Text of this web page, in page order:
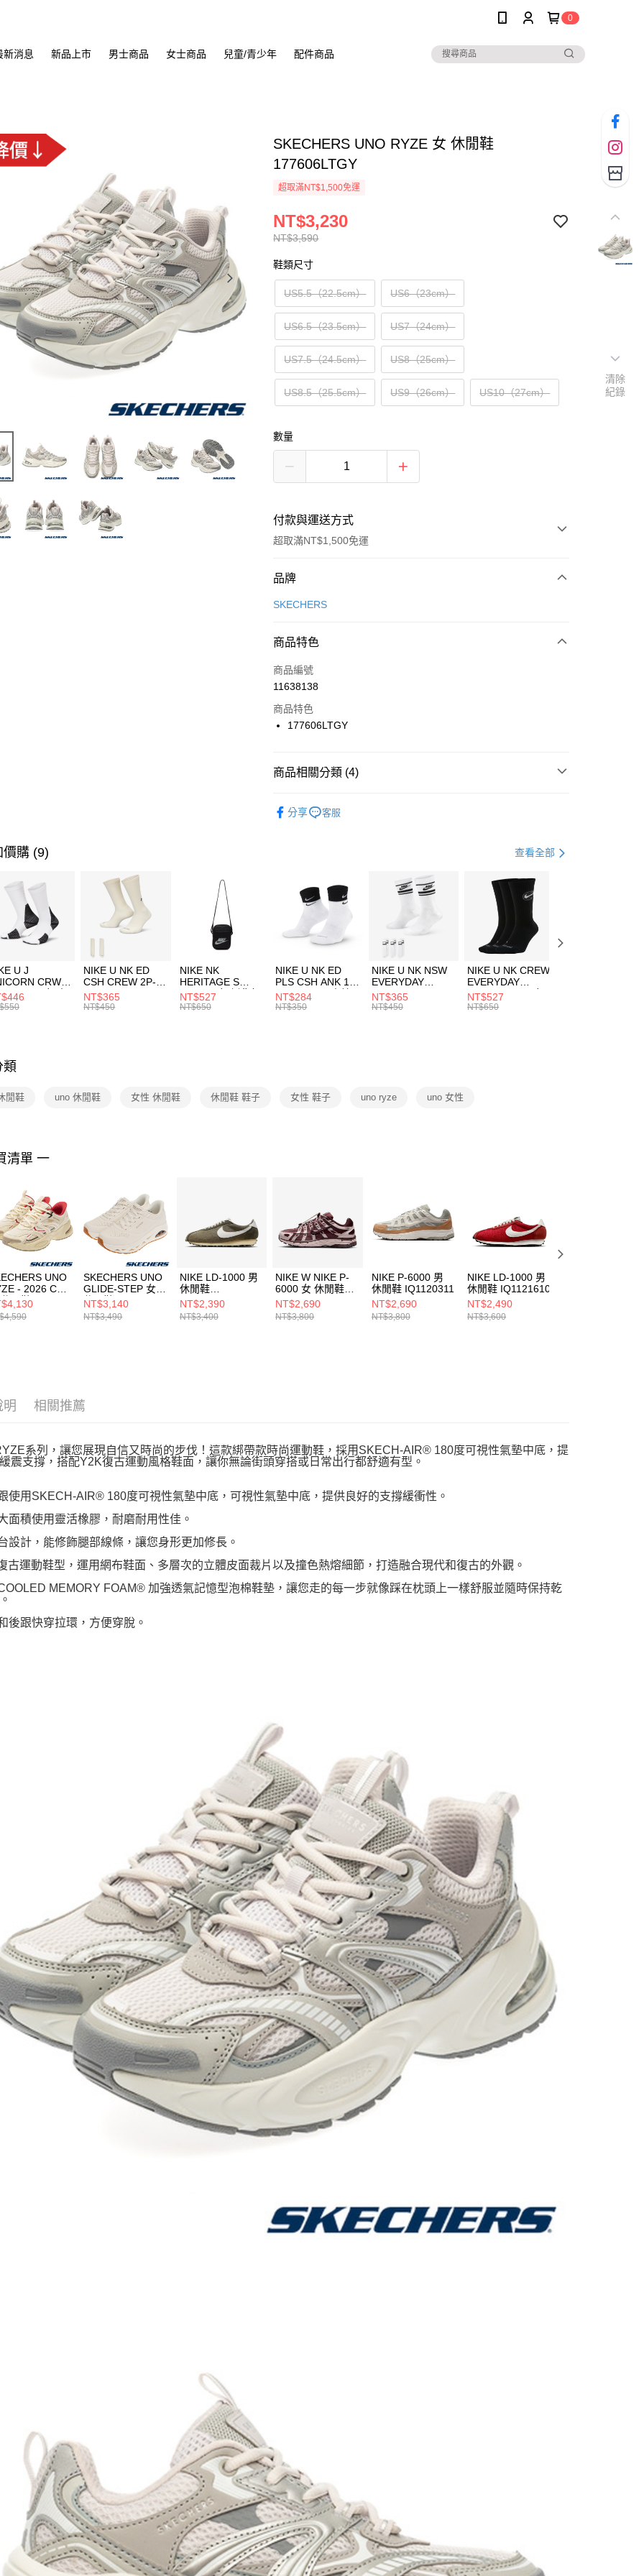
0
新消息 新品上市 男士商品 女士商品 兒童/青少年 配件商品
SKECHERS UNO RYZE 女 休閒鞋
177606LTGY
超取滿NT$1,500免運
NT$3,590
NT$3,230
鞋類尺寸
US5.5（22.5cm） US6（23cm）
US6.5（23.5cm） US7（24cm）
US7.5（24.5cm） US8（25cm）
US8.5（25.5cm） US9（26cm） US10（27cm）
數量
付款與運送方式
超取滿NT$1,500免運
付款方式
信用卡一次付款
合作金庫商業銀行
華南商業銀行
上海商業儲蓄銀行
國泰世華商業銀行
聯邦商業銀行
台新國際商業銀行
LINE Pay
Apple Pay
【關於「AFTEE先享後付」】
３．安心：先確認商品／服務後，再付款。
【「AFTEE先享後付」結帳流程】
１．於結帳方式選擇「AFTEE先享後付」後，將跳轉至「AFTEE先享後
付」結帳頁面，進行簡訊認證並確認金額後，即可完成結帳。
２．訂單成立數日內，您將收到繳費通知簡訊。
３．收到繳費通知簡訊後14天內，點擊此簡訊中的連結，可透過四大超商
／ATM／網路銀行／等多元方式進行付款，方視為交易完成。
※ 請注意：結帳手續完成當下不需立刻繳費，但若您需要取消訂單，請聯
絡購買商品的店家。未經商家同意取消之訂單仍視為有效，需透過AFTEE
先享後付繳納相關費用。
１．透過由恩沛科技股份有限公司提供之「AFTEE先享後付」服務完成之
交易，需依本服務之必要範圍內提供個人資料，並將交易相關給付款項請
即時審查核予不同之上限額度；若仍有額度不足之情形，本公司將視審查
結果請求用戶進行身份認證。
５．嚴禁一人註冊多個帳號或使用他人資訊註冊。若發現惡意使用之情
形，恩沛科技股份有限公司將有權停止該用戶之使用額度並採取法律行
每筆NT$100，滿NT$1,500(含以上)免運費
每筆NT$100，滿NT$1,500(含以上)免運費
付款後門市自取
每筆NT$100，滿NT$1,500(含以上)免運費
品牌
SKECHERS
商品特色
商品編號
11638138
商品特色
177606LTGY
商品相關分類 (4)
分享 客服
價購 (9) 查看全部
U J
CRW
-160 男女 中
FZ3393100
NIKE U NK ED
CSH CREW 2P-
144 EMBRDY 男
女 短統襪
NT$365
NT$450
NIKE NK
HERITAGE S
SMIT 男女 側背包
BA5871010
NT$527
NT$650
NIKE U NK ED
PLS CSH ANK 1P
144 DBL 男 中統
襪 DH4058104
NT$284
NT$350
NIKE U NK NSW
EVERYDAY
ESSENTIAL CR
男女 短統襪
NT$365
NT$450
NIKE U NK CREW
EVERYDAY
BBALL 3PR 男女
長統襪
NT$527
NT$650
類
閒鞋 uno 休閒鞋 女性 休閒鞋 休閒鞋 鞋子 女性 鞋子 uno ryze uno 女性
清單 一
UNO
- 2026 CNY
閒鞋
SKECHERS UNO
GLIDE-STEP 女
休閒鞋
190113WW
NT$3,140
NT$3,490
NIKE LD-1000 男
休閒鞋
IM8059325
NT$2,390
NT$3,400
NIKE W NIKE P-
6000 女 休閒鞋
IM5237600
NT$2,690
NT$3,800
NIKE P-6000 男
休閒鞋 IQ1120311
NT$2,690
NT$3,800
NIKE LD-1000 男
休閒鞋 IQ1121610
NT$2,490
NT$3,600
明 相關推薦
系列，讓您展現自信又時尚的步伐！這款綁帶款時尚運動鞋，採用SKECH-AIR® 180度可視性氣墊中底，提
震支撐，搭配Y2K復古運動風格鞋面，讓你無論街頭穿搭或日常出行都舒適有型。
使用SKECH-AIR® 180度可視性氣墊中底，可視性氣墊中底，提供良好的支撐緩衝性。
面積使用靈活橡膠，耐磨耐用性佳。
設計，能修飾腿部線條，讓您身形更加修長。
古運動鞋型，運用網布鞋面、多層次的立體皮面裁片以及撞色熱熔細節，打造融合現代和復古的外觀。
MEMORY FOAM® 加強透氣記憶型泡棉鞋墊，讓您走的每一步就像踩在枕頭上一樣舒服並隨時保持乾
後跟快穿拉環，方便穿脫。
清除
紀錄